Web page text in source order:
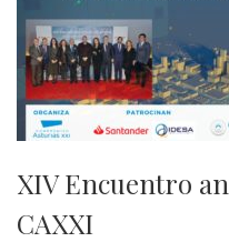
XIV Encuentro
CAXXI